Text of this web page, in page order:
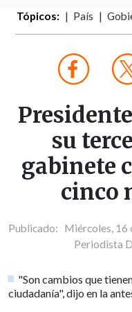
Tópicos: País
su
gabinete
cinco
Publicado: Miércoles, 16
Periodista
"Son cambios que
ciudadanía", dijo en la